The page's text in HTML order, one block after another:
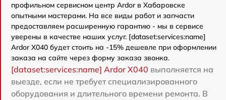
профильном сервисном центр Ardor в Хабаровске
опытными мастерами. На все виды работ и запчасти
предоставляем расширенную гарантию - мы в сервисе
уверены в качестве наших услуг. [dataset:services:name]
Ardor X040 будет стоить на -15% дешевле при оформлении
заказа на сайте через форму заказа звонка.
[dataset:services:name] Ardor X040 выполняется на
выезде, если не требует специализированного
оборудования и длительного времени ремонта. В